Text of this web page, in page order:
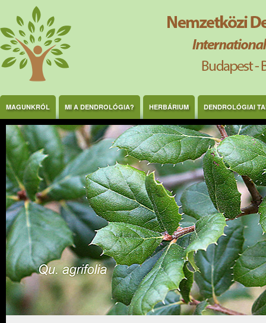
Ugrás a tartalomra
MAGUNKRÓL MI A DENDROLÓGIA? HERBÁRIUM DENDROLÓGIAI